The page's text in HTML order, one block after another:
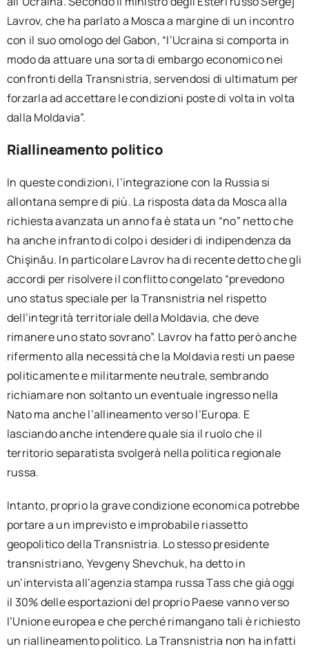
Lavrov, che ha parlato a Mosca a margine di un incontro
con il suo omologo del Gabon, “l’Ucraina si comporta in
modo da attuare una sorta di embargo economico nei
confronti della Transnistria, servendosi di ultimatum per
forzarla ad accettare le condizioni poste di volta in volta
dalla Moldavia”.
Riallineamento politico
In queste condizioni, l’integrazione con la Russia si
allontana sempre di più. La risposta data da Mosca alla
richiesta avanzata un anno fa è stata un “no” netto che
ha anche infranto di colpo i desideri di indipendenza da
Chişinău. In particolare Lavrov ha di recente detto che gli
accordi per risolvere il conflitto congelato “prevedono
uno status speciale per la Transnistria nel rispetto
dell’integrità territoriale della Moldavia, che deve
rimanere uno stato sovrano”. Lavrov ha fatto però anche
rifermento alla necessità che la Moldavia resti un paese
politicamente e militarmente neutrale, sembrando
richiamare non soltanto un eventuale ingresso nella
Nato ma anche l’allineamento verso l’Europa. E
lasciando anche intendere quale sia il ruolo che il
territorio separatista svolgerà nella politica regionale
russa.
Intanto, proprio la grave condizione economica potrebbe
portare a un imprevisto e improbabile riassetto
geopolitico della Transnistria. Lo stesso presidente
transnistriano, Yevgeny Shevchuk, ha detto in
un’intervista all’agenzia stampa russa Tass che già oggi
il 30% delle esportazioni del proprio Paese vanno verso
l’Unione europea e che perché rimangano tali è richiesto
un riallineamento politico. La Transnistria non ha infatti